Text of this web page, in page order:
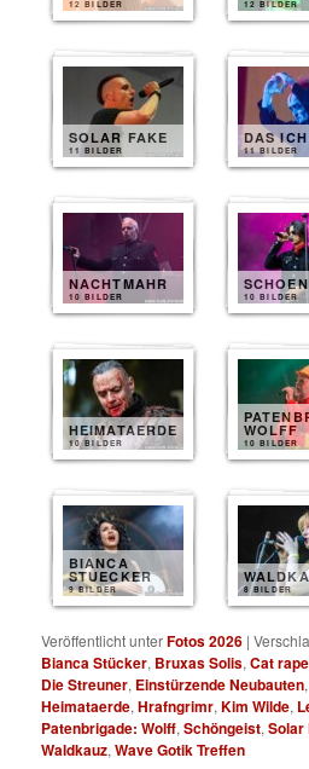
12 BILDER 12 BILDER
SOLAR FAKE
11 BILDER
DAS ICH
11 BILDER
NACHTMAHR
10 BILDER 10 BILDER
HEIMATAERDE
10 BILDER
WOLFF
10 BILDER
BIANCA
STUECKER
9 BILDER 8 BILDER
Veröffentlicht unterFotos 2026 |
Bianca Stücker, Bruxas Solis,Cat
Die Streuner, Einstürzende Neubauten
Heimataerde,Hrafngrimr,Kim Wilde,
Patenbrigade: Wolff,Schöngeist,Solar
Waldkauz,Wave Gotik Treffen